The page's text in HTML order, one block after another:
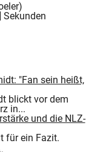
Sekunden
"Fan sein heißt,
blickt vor dem
in...
und die NLZ-
für ein Fazit.